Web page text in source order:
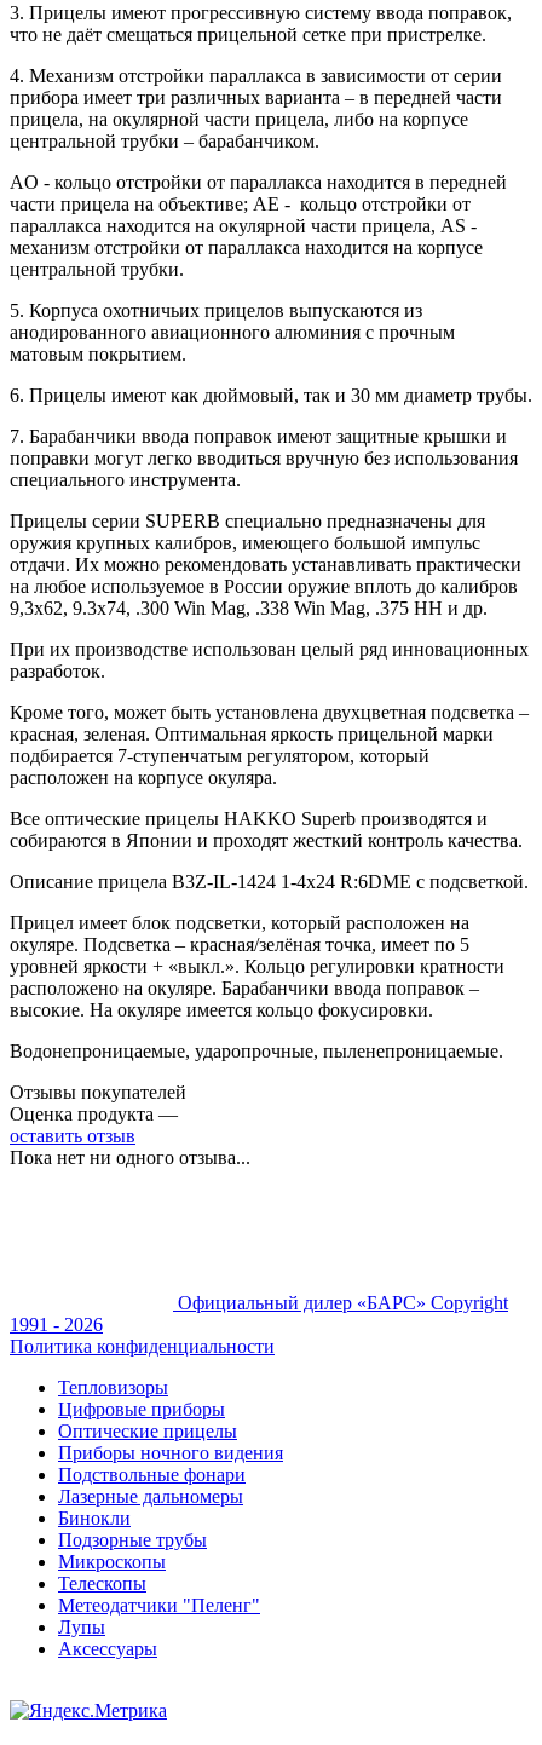
3. Прицелы имеют прогрессивную систему ввода поправок,
что не даёт смещаться прицельной сетке при пристрелке.
4. Механизм отстройки параллакса в зависимости от серии
прибора имеет три различных варианта – в передней части
прицела, на окулярной части прицела, либо на корпусе
центральной трубки – барабанчиком.
AO - кольцо отстройки от параллакса находится в передней
части прицела на объективе; AE - кольцо отстройки от
параллакса находится на окулярной части прицела, AS -
механизм отстройки от параллакса находится на корпусе
центральной трубки.
5. Корпуса охотничьих прицелов выпускаются из
анодированного авиационного алюминия с прочным
матовым покрытием.
6. Прицелы имеют как дюймовый, так и 30 мм диаметр трубы.
7. Барабанчики ввода поправок имеют защитные крышки и
поправки могут легко вводиться вручную без использования
специального инструмента.
Прицелы серии SUPERB специально предназначены для
оружия крупных калибров, имеющего большой импульс
отдачи. Их можно рекомендовать устанавливать практически
на любое используемое в России оружие вплоть до калибров
9,3х62, 9.3х74, .300 Win Mag, .338 Win Mag, .375 HH и др.
При их производстве использован целый ряд инновационных
разработок.
Кроме того, может быть установлена двухцветная подсветка –
красная, зеленая. Оптимальная яркость прицельной марки
подбирается 7-ступенчатым регулятором, который
расположен на корпусе окуляра.
Все оптические прицелы HAKKO Superb производятся и
собираются в Японии и проходят жесткий контроль качества.
Описание прицела B3Z-IL-1424 1-4x24 R:6DME с подсветкой.
Прицел имеет блок подсветки, который расположен на
окуляре. Подсветка – красная/зелёная точка, имеет по 5
уровней яркости + «выкл.». Кольцо регулировки кратности
расположено на окуляре. Барабанчики ввода поправок –
высокие. На окуляре имеется кольцо фокусировки.
Водонепроницаемые, ударопрочные, пыленепроницаемые.
Отзывы покупателей
Оценка продукта —
оставить отзыв
Пока нет ни одного отзыва...
Официальный дилер «БАРС» Copyright
1991 - 2026
Политика конфиденциальности
Тепловизоры
Цифровые приборы
Оптические прицелы
Приборы ночного видения
Подствольные фонари
Лазерные дальномеры
Бинокли
Подзорные трубы
Микроскопы
Телескопы
Метеодатчики "Пеленг"
Лупы
Аксессуары